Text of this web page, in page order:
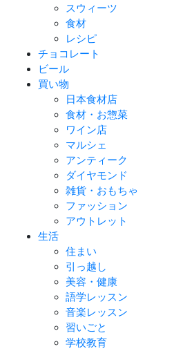
スウィーツ
食材
レシピ
チョコレート
ビール
買い物
日本食材店
食材・お惣菜
ワイン店
マルシェ
アンティーク
ダイヤモンド
雑貨・おもちゃ
ファッション
アウトレット
生活
住まい
引っ越し
美容・健康
語学レッスン
音楽レッスン
習いごと
学校教育